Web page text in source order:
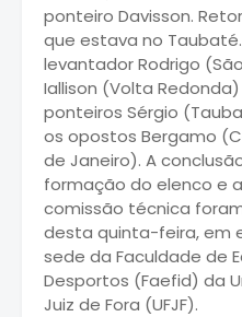
ponteiro Davisson.
que estava no
levantador Rodrigo
Iallison (Volta
ponteiros Sérgio
os opostos Bergamo
de Janeiro). A
formação do elenco e
comissão técnica
desta quinta-feira, em
sede da Faculdade de
Desportos (Faefid) da
Juiz de Fora (UFJF).